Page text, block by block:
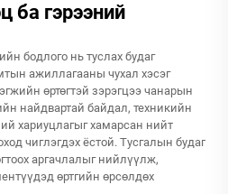
ба гэрээний
бодлого нь туслах будаг
ажиллагааны чухал хэсэг
өртөгтэй зэрэгцээ чанарын
найдвартай байдал, техникийн
хариуцлагыг хамарсан нийт
чиглэгдэх ёстой. Тусгалын будаг
аргачлалыг нийлүүлж,
өртгийн өрсөлдөх